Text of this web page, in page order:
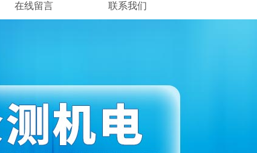
在线留言 联系我们